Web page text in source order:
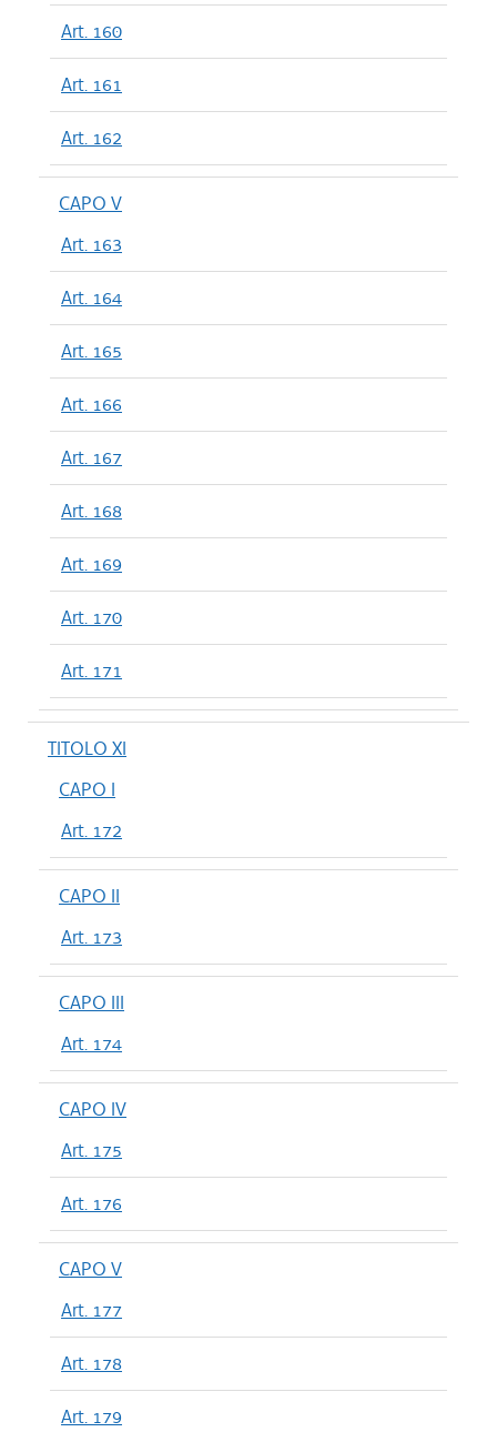
Art. 160
Art. 161
Art. 162
CAPO V
Art. 163
Art. 164
Art. 165
Art. 166
Art. 167
Art. 168
Art. 169
Art. 170
Art. 171
TITOLO XI
CAPO I
Art. 172
CAPO II
Art. 173
CAPO III
Art. 174
CAPO IV
Art. 175
Art. 176
CAPO V
Art. 177
Art. 178
Art. 179